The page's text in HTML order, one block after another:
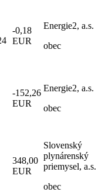
-0,18
EUR
Energie2, a.s.
obec
-152,26
EUR
Energie2, a.s.
obec
348,00
EUR
Slovenský
plynárenský
priemysel, a.s.
obec